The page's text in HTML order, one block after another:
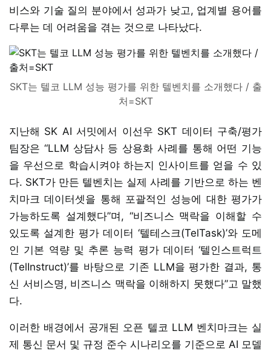
비스와 기술 질의 분야에서 성과가 낮고, 업계별 용어를
다루는 데 어려움을 겪는 것으로 나타났다.
SKT는 텔코 LLM 성능 평가를 위한 텔벤치를 소개했다 / 출
처=SKT
지난해 SK AI 서밋에서 이선우 SKT 데이터 구축/평가
팀장은 “LLM 상담사 등 상용화 사례를 통해 어떤 기능
을 우선으로 학습시켜야 하는지 인사이트를 얻을 수 있
다. SKT가 만든 텔벤치는 실제 사례를 기반으로 하는 벤
치마크 데이터셋을 통해 포괄적인 성능에 대한 평가가
가능하도록 설계했다”며, “비즈니스 맥락을 이해할 수
있도록 설계한 평가 데이터 ‘텔테스크(TelTask)’와 도메
인 기본 역량 및 추론 능력 평가 데이터 ‘텔인스트럭트
(TelInstruct)’를 바탕으로 기존 LLM을 평가한 결과, 통
신 서비스명, 비즈니스 맥락을 이해하지 못했다”고 말했
다.
이러한 배경에서 공개된 오픈 텔코 LLM 벤치마크는 실
제 통신 문서 및 규정 준수 시나리오를 기준으로 AI 모델